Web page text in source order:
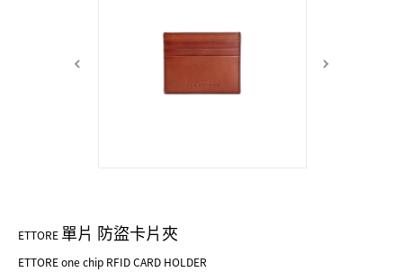
ETTORE 單片 防盜卡片夾
ETTORE one chip RFID CARD HOLDER